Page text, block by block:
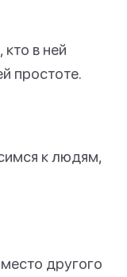
в ней
простоте.
к людям,
другого